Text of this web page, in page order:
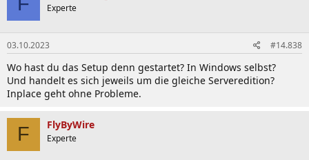
Experte
03.10.2023 #14.838
Wo hast du das Setup denn gestartet? In Windows selbst?
Und handelt es sich jeweils um die gleiche Serveredition?
Inplace geht ohne Probleme.
F FlyByWire
Experte